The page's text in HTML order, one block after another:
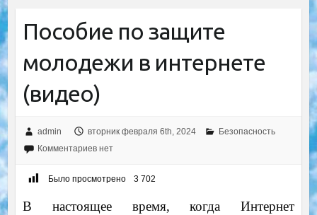
Пособие по защите
молодежи в интернете
(видео)
admin вторник февраля 6th, 2024
Безопасность
Комментариев нет
Было просмотрено 3 702
В настоящее время, когда Интернет